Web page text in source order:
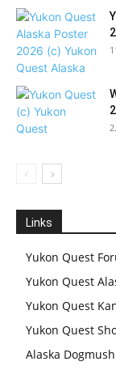
Links
Yukon Quest
Yukon Quest
Yukon Quest
Yukon Quest
Alaska